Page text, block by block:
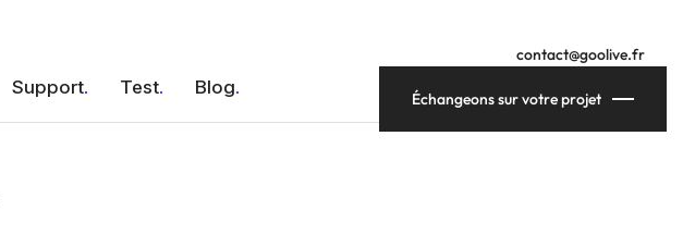
Support Test Blog
contact@goolive.fr
Échangeons sur votre projet